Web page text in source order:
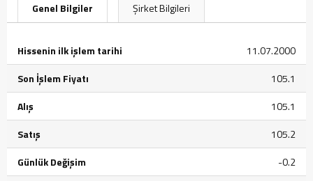
Genel Bilgiler Şirket Bilgileri
Hissenin ilk işlem tarihi
11.07.2000
Son İşlem Fiyatı
105.1
Alış
105.1
Satış
105.2
Günlük Değişim
-0.2